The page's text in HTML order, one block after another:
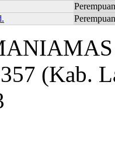
Perempuan
Perempuan
(Kab.